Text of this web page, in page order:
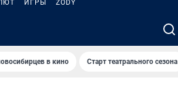
ИГРЫ ZODY
в кино Старт театрального сезона